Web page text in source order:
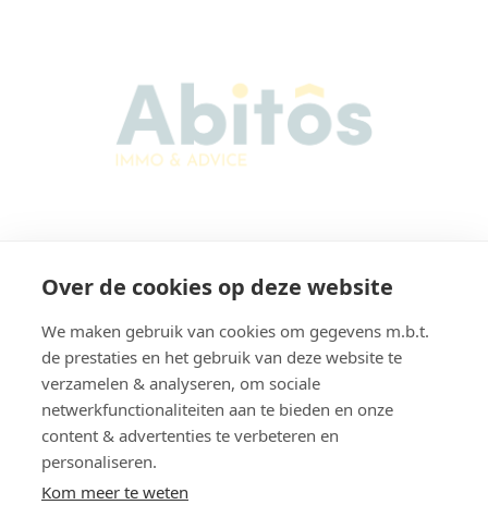
Karel Lodewijk Dierickxstraat 22
België
Navigatie
Over de cookies op deze website
We maken gebruik van cookies om gegevens m.b.t.
de prestaties en het gebruik van deze website te
verzamelen & analyseren, om sociale
netwerkfunctionaliteiten aan te bieden en onze
content & advertenties te verbeteren en
personaliseren.
Kom meer te weten